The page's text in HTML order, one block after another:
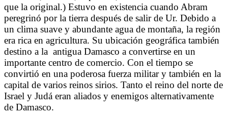
que la original.) Estuvo en existencia cuando Abram
peregrinó por la tierra después de salir de Ur. Debido a
un clima suave y abundante agua de montaña, la región
era rica en agricultura. Su ubicación geográfica también
destino a la antigua Damasco a convertirse en un
importante centro de comercio. Con el tiempo se
convirtió en una poderosa fuerza militar y también en la
capital de varios reinos sirios. Tanto el reino del norte de
Israel y Judá eran aliados y enemigos alternativamente
de Damasco.